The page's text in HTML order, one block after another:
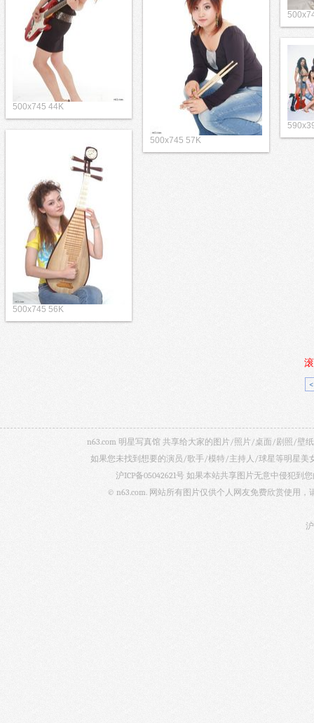
500x745 44K
500x745 57K
500x745 56K
n63.com 明星写真馆 共享给大家的图片/照片/桌面/剧照/壁
如果您未找到想要的演员/歌手/模特/主持人/球星等明星美
沪ICP备05042621号 如果本站共享图片无意中侵犯到
© n63.com. 网站所有图片仅供个人网友免费欣赏使用